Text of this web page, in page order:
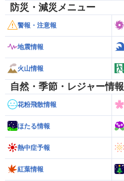
防災・減災メニュー
警報・注意報
地震情報
火山情報
自然・季節・レジャー情報
花粉飛散情報
ほたる情報
熱中症予報
紅葉情報